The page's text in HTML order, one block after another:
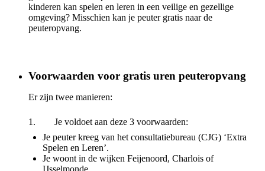
kinderen kan spelen en leren in een veilige en gezellige
omgeving? Misschien kan je peuter gratis naar de
peuteropvang.
Voorwaarden voor gratis uren peuteropvang
Er zijn twee manieren:
1. Je voldoet aan deze 3 voorwaarden:
Je peuter kreeg van het consultatiebureau (CJG) ‘Extra
Spelen en Leren’.
Je woont in de wijken Feijenoord, Charlois of
IJsselmonde.